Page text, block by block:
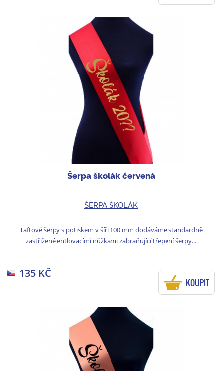
Šerpa školák červená
ŠERPA ŠKOLÁK
Taftové šerpy s potiskem v šíři 100 mm dodáváme standardně
zastřižené entlovacími nůžkami zabraňující třepení šerpy...
135 KČ
KOUPIT